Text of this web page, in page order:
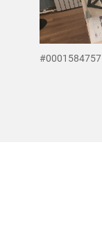
#0001584757